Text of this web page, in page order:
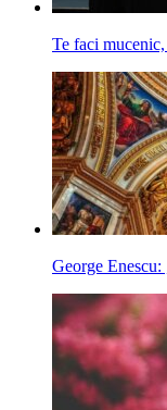
Te faci
George